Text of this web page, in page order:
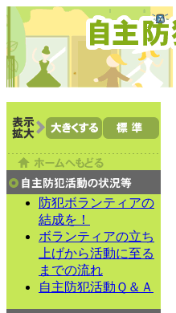
防犯ボランティアの
結成を！
ボランティアの立ち
上げから活動に至る
までの流れ
自主防犯活動Ｑ＆Ａ